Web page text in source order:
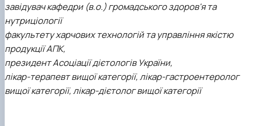
завідувач кафедри (в.о.) громадського здоров'я та
нутриціології
факультету харчових технологій та управління якістю
продукції АПК,
президент Асоціації дієтологів України,
лікар-терапевт вищої категорії, лікар-гастроентеролог
вищої категорії, лікар-дієтолог вищої категорії